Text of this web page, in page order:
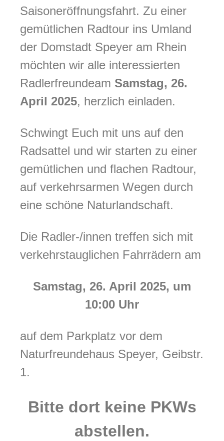
Saisoneröffnungsfahrt. Zu einer
gemütlichen Radtour ins Umland
der Domstadt Speyer am Rhein
möchten wir alle interessierten
Radlerfreundeam Samstag, 26.
April 2025, herzlich einladen.
Schwingt Euch mit uns auf den
Radsattel und wir starten zu einer
gemütlichen und flachen Radtour,
auf verkehrsarmen Wegen durch
eine schöne Naturlandschaft.
Die Radler-/innen treffen sich mit
verkehrstauglichen Fahrrädern am
Samstag, 26. April 2025, um
10:00 Uhr
auf dem Parkplatz vor dem
Naturfreundehaus Speyer, Geibstr.
1.
Bitte dort keine PKWs
abstellen.